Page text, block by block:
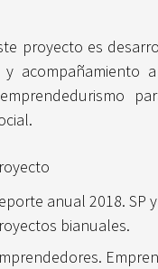
proyecto es
y acompañamiento
anual 2018. SP y
bianuales.